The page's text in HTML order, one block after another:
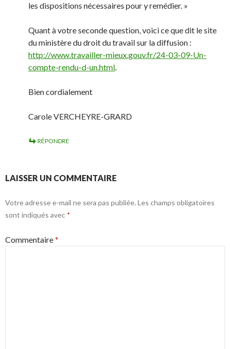
les dispositions nécessaires pour y remédier. »
Quant à votre seconde question, voici ce que dit le site
du ministère du droit du travail sur la diffusion :
http://www.travailler-mieux.gouv.fr/24-03-09-Un-
compte-rendu-d-un.html.
Bien cordialement
Carole VERCHEYRE-GRARD
RÉPONDRE
LAISSER UN COMMENTAIRE
Votre adresse e-mail ne sera pas publiée. Les champs obligatoires
sont indiqués avec *
Commentaire*